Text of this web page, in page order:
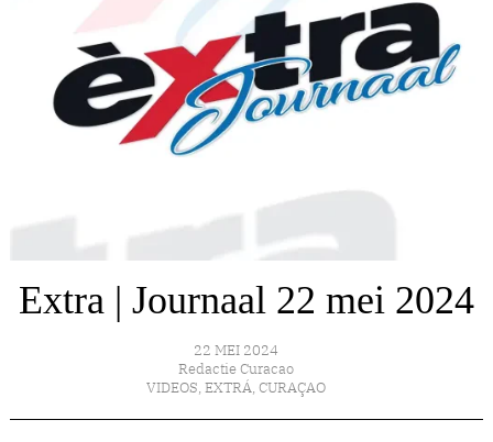
Extra | Journaal 22 mei 2024
22 MEI 2024
Redactie Curacao
VIDEOS, EXTRÁ, CURAÇAO